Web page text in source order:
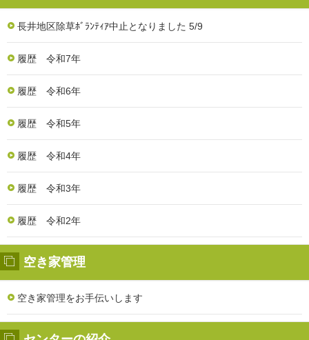
長井地区除草ﾎﾞﾗﾝﾃｨｱ中止となりました 5/9
履歴 令和7年
履歴 令和6年
履歴 令和5年
履歴 令和4年
履歴 令和3年
履歴 令和2年
空き家管理
空き家管理をお手伝いします